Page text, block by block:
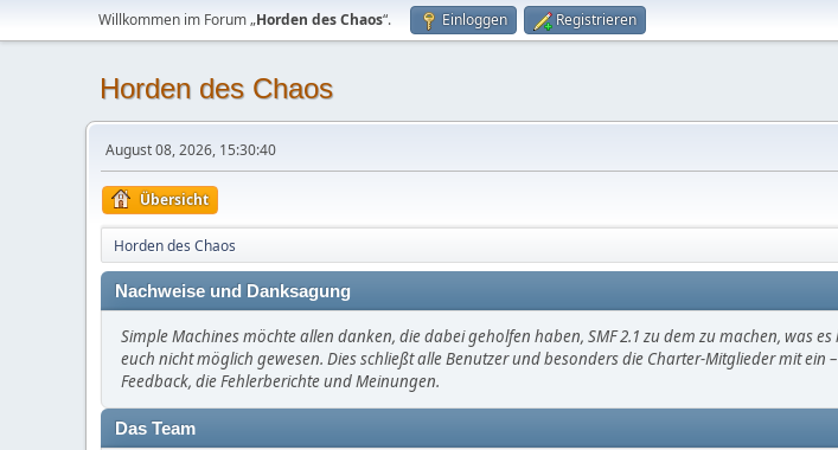
Willkommen im Forum „Horden des Chaos“. Einloggen Registrieren
Horden des Chaos
August 08, 2026, 15:30:40
Übersicht
Horden des Chaos
Nachweise und Danksagung
Simple Machines möchte allen danken, die dabei geholfen haben, SMF 2.1 zu dem zu machen, was
euch nicht möglich gewesen. Dies schließt alle Benutzer und besonders die Charter-Mitglieder mit
Feedback, die Fehlerberichte und Meinungen.
Das Team